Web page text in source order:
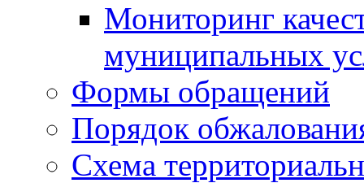
Мониторинг
муниципальных
Формы обращений
Порядок
Схема